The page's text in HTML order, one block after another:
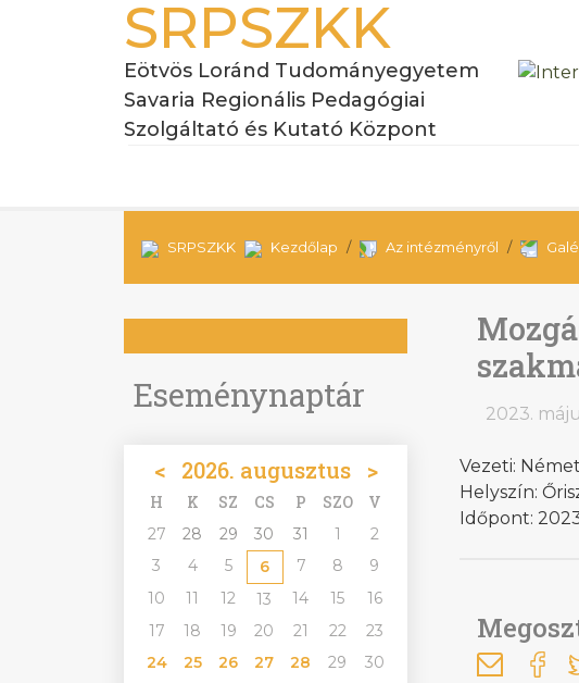
SRPSZKK
Eötvös Loránd Tudományegyetem
Savaria Regionális Pedagógiai
Szolgáltató és Kutató Központ
SRPSZKK Kezdőlap Az intézményről
Eseménynaptár
< 2026. augusztus >
H K SZ CS P SZO V
27 28 29 30 31 1
2
3
4 5 6 7 8
9
10
11 12 13 14 15
16
17
18 19 20 21 22
23
24
25 26 27 28 29
30
2023.
Vezeti:
Helyszín:
Időpont: